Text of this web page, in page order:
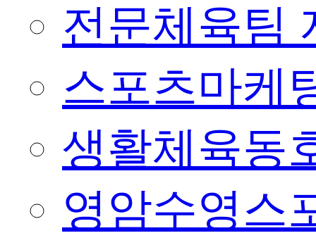
전문체육팀
스포츠마케
생활체육동
영암수영스